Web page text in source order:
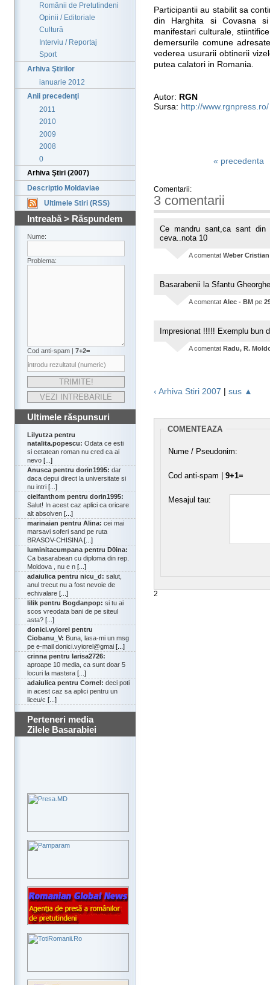
Românii de Pretutindeni
Opinii / Editoriale
Cultură
Interviu / Reportaj
Sport
Arhiva Ştirilor
ianuarie 2012
Anii precedenţi
2011
2010
2009
2008
0
Arhiva Ştiri (2007)
Descriptio Moldaviae
Ultimele Stiri (RSS)
Intreabă > Răspundem
Nume:
Problema:
Cod anti-spam | 7+2=
Ultimele răspunsuri
Lilyutza pentru
natalita.popescu: Odata ce esti
si cetatean roman nu cred ca ai
nevo [...]
Anusca pentru dorin1995: dar
daca depui direct la universitate si
nu intri [...]
cielfanthom pentru dorin1995:
Salut! In acest caz aplici ca oricare
alt absolven [...]
marinaian pentru Alina: cei mai
marsavi soferi sand pe ruta
BRASOV-CHISINA[...]
luminitacumpana pentru D0ina:
Ca basarabean cu diploma din rep.
Moldova , nu e n [...]
adaiulica pentru nicu_d: salut,
anul trecut nu a fost nevoie de
echivalare [...]
lilik pentru Bogdanpop: si tu ai
scos vreodata bani de pe siteul
asta? [...]
donici.vyiorel pentru
Ciobanu_V: Buna, lasa-mi un msg
pe e-mail donici.vyiorel@gmai [...]
crinna pentru larisa2726:
aproape 10 media, ca sunt doar 5
locuri la mastera [...]
adaiulica pentru Cornel: deci poti
in acest caz sa aplici pentru un
liceu/c [...]
Perteneri media
Zilele Basarabiei
Participantii au stabilit sa
din Harghita si Covasna
manifestari culturale,
demersurile comune
vederea usurarii obtinerii
putea calatori in Romania.
Autor: RGN
Sursa: http://www.rgnpress.ro/
« precedenta
Comentarii:
3 comentarii
Ce mandru sant,ca sant
ceva..nota 10
A comentat Weber Cristian
Basarabenii la Sfantu
A comentat Alec - BM pe
Impresionat !!!!! Exemplu bun
A comentat Radu, R.
‹ Arhiva Stiri 2007 | sus ▲
COMENTEAZA
Nume / Pseudonim:
Cod anti-spam | 9+1=
Mesajul tau:
2